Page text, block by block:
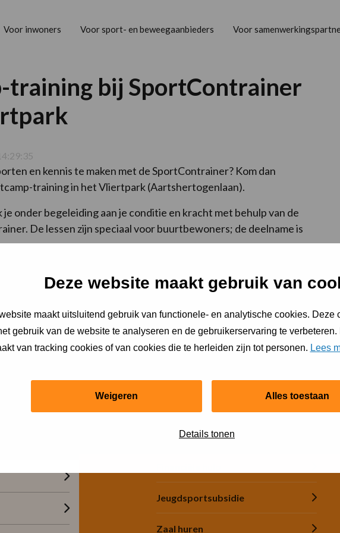
Deze website maakt gebruik van
maakt uitsluitend gebruik van functionele- en analytische cookies. Deze
gebruik van de website te analyseren en de gebruikerservaring te
van tracking cookies of van cookies die te herleiden zijn tot personen. Lees
Weigeren Alles toestaan
Details tonen
Voor inwoners Voor sport- en beweegaanbieders Voor
training bij SportContrainer
en kennis te maken met de SportContrainer? Kom dan
training in het Vliertpark (Aartshertogenlaan).
onder begeleiding aan je conditie en kracht met behulp van de
De lessen zijn speciaal voor buurtbewoners; de deelname is
uur
uur
gewoon aansluiten.
Snel regelen
Jeugdsportsubsidie
Zaal huren